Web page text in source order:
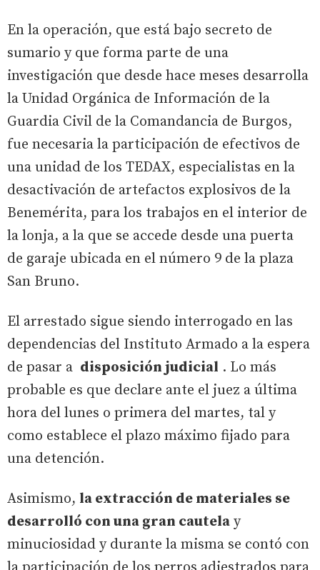
En la operación, que está bajo secreto de
sumario y que forma parte de una
investigación que desde hace meses desarrolla
la Unidad Orgánica de Información de la
Guardia Civil de la Comandancia de Burgos,
fue necesaria la participación de efectivos de
una unidad de los TEDAX, especialistas en la
desactivación de artefactos explosivos de la
Benemérita, para los trabajos en el interior de
la lonja, a la que se accede desde una puerta
de garaje ubicada en el número 9 de la plaza
San Bruno.
El arrestado sigue siendo interrogado en las
dependencias del Instituto Armado a la espera
de pasar a disposición judicial . Lo más
probable es que declare ante el juez a última
hora del lunes o primera del martes, tal y
como establece el plazo máximo fijado para
una detención.
Asimismo, la extracción de materiales se
desarrolló con una gran cautela y
minuciosidad y durante la misma se contó con